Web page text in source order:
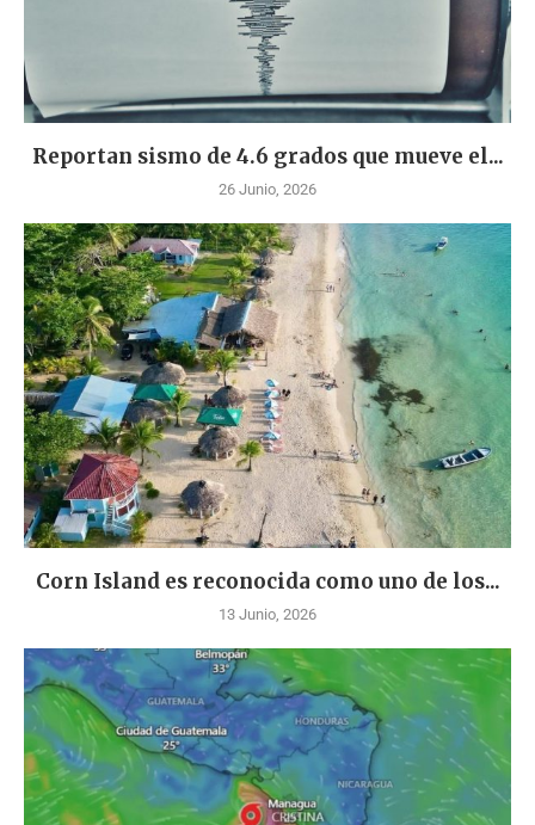
Reportan sismo de 4.6 grados que mueve el...
26 Junio, 2026
Corn Island es reconocida como uno de los...
13 Junio, 2026